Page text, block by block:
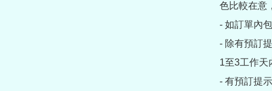
色比較在意
- 如訂單內
- 除有預訂
1至3工作天
- 有預訂提